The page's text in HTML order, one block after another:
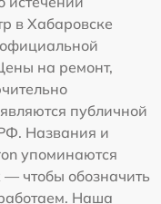
в Хабаровске
на ремонт,
публичной
Названия и
упоминаются
чтобы обозначить
Наша